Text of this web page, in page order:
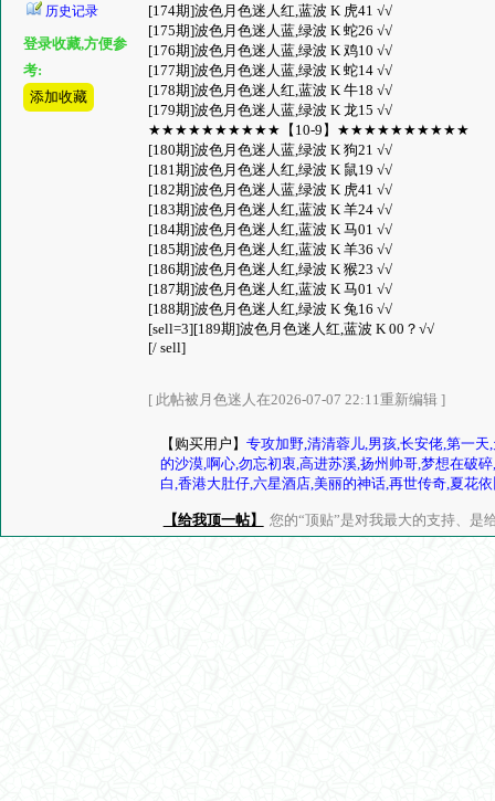
历史记录
登录收藏,方便参
考:
添加收藏
[174期]波色月色迷人红,蓝波 K 虎41 √√
[175期]波色月色迷人蓝,绿波 K 蛇26 √√
[176期]波色月色迷人蓝,绿波 K 鸡10 √√
[177期]波色月色迷人蓝,绿波 K 蛇14 √√
[178期]波色月色迷人红,蓝波 K 牛18 √√
[179期]波色月色迷人蓝,绿波 K 龙15 √√
★★★★★★★★★★【10-9】★★★★★★★★★★
[180期]波色月色迷人蓝,绿波 K 狗21 √√
[181期]波色月色迷人红,绿波 K 鼠19 √√
[182期]波色月色迷人蓝,绿波 K 虎41 √√
[183期]波色月色迷人红,蓝波 K 羊24 √√
[184期]波色月色迷人红,蓝波 K 马01 √√
[185期]波色月色迷人红,蓝波 K 羊36 √√
[186期]波色月色迷人红,绿波 K 猴23 √√
[187期]波色月色迷人红,蓝波 K 马01 √√
[188期]波色月色迷人红,绿波 K 兔16 √√
[sell=3][189期]波色月色迷人红,蓝波 K 00？√√
[/ sell]
[ 此帖被月色迷人在2026-07-07 22:11重新编辑 ]
【购买用户】 专攻加野,清清蓉儿,男孩,长安佬,第一
的沙漠,啊心,勿忘初衷,高进苏溪,扬州帅哥,梦想在破
白,香港大肚仔,六星酒店,美丽的神话,再世传奇,夏花
【给我顶一帖】 您的“顶贴”是对我最大的支持、是